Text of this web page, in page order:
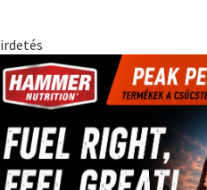
Címkék
asztalitenisz(130) atlétika(144)
Tímea(240)Bajnokok Ligája(168)
forma 1(1165) Futball(760)
Katinka(186) hungaroring(181)
(138)karate (168)kickbox(204)